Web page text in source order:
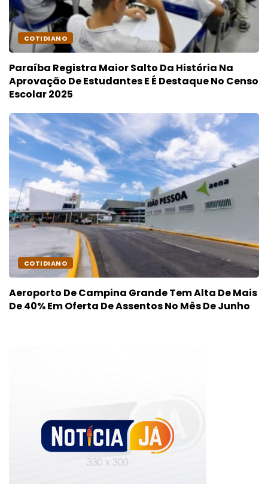
COTIDIANO
Paraíba Registra Maior Salto Da História Na
Aprovação De Estudantes E É Destaque No Censo
Escolar 2025
COTIDIANO
Aeroporto De Campina Grande Tem Alta De Mais
De 40% Em Oferta De Assentos No Mês De Junho